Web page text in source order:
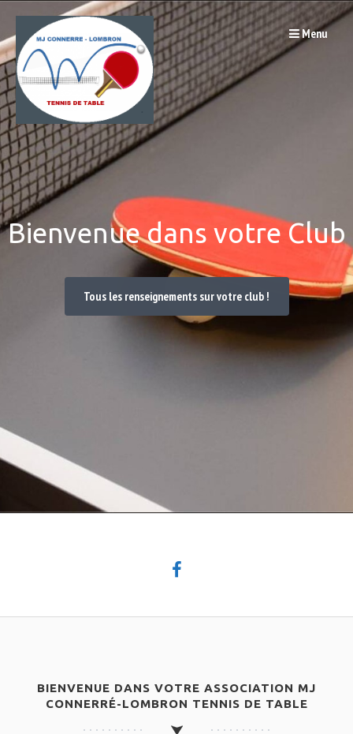
Passer
au
contenu
Menu
Bienvenue dans votre Club
Tous les renseignements sur votre club !
BIENVENUE DANS VOTRE ASSOCIATION MJ
CONNERRÉ-LOMBRON TENNIS DE TABLE